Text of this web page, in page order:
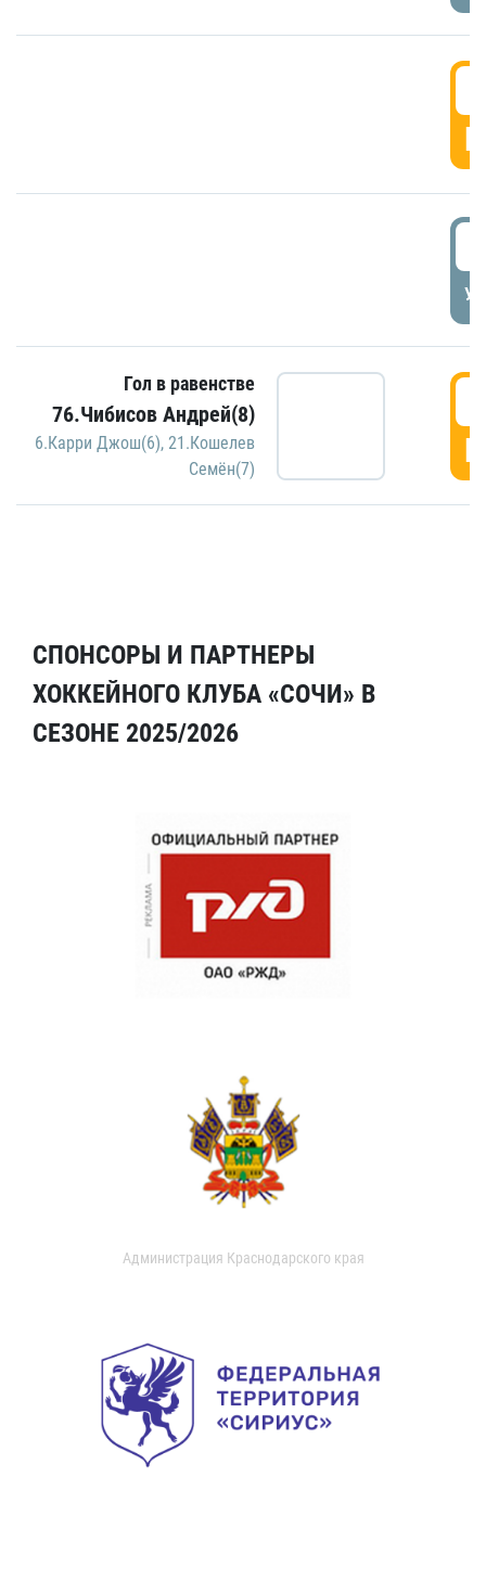
Гол в равенстве
76.Чибисов Андрей(8)
6.Карри Джош(6), 21.Кошелев
Семён(7)
СПОНСОРЫ И ПАРТНЕРЫ
ХОККЕЙНОГО КЛУБА «СОЧИ» В
СЕЗОНЕ 2025/2026
Администрация Краснодарского края